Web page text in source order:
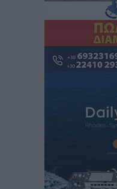
ASTYBUS: 27.642
«έξυπνο» μοντέλο
καθημερινότητας
Τοπικές Ειδήσεις• πριν 2
Ερώτηση Μπελέρη σε
Φυσικών
Βρεφονηπιακός